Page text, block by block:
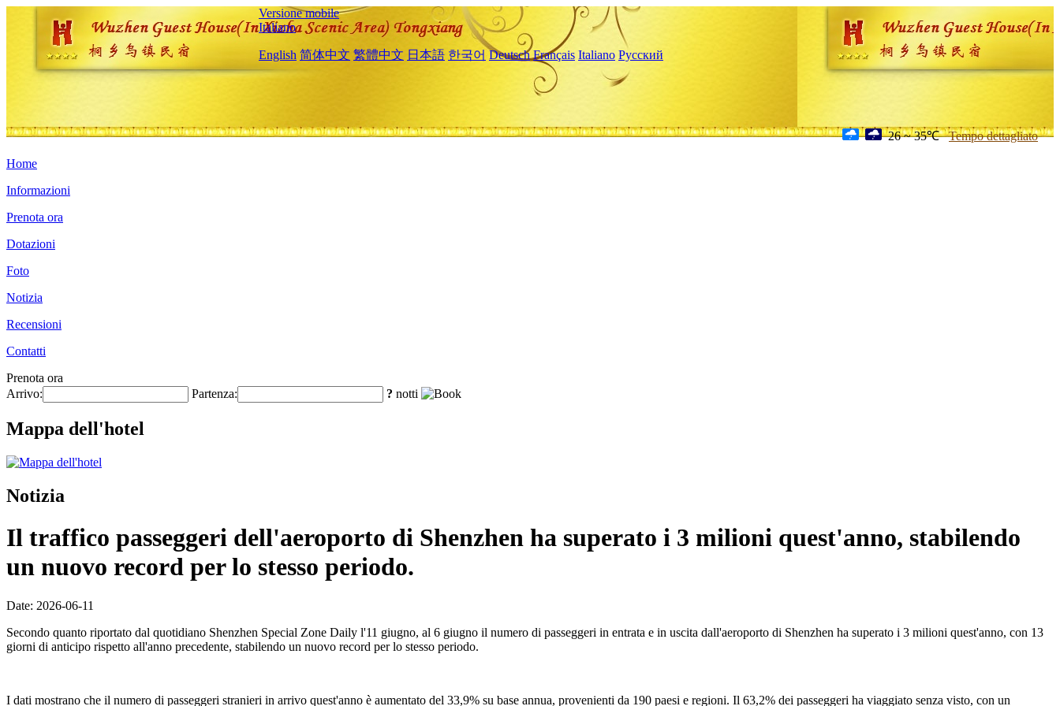
Versione mobile
Italiano
English 简体中文 繁體中文 日本語 한국어 Deutsch Français Italiano Русский
26 ~ 35℃ Tempo dettagliato
Home
Informazioni
Prenota ora
Dotazioni
Foto
Notizia
Recensioni
Contatti
Prenota ora
Arrivo:
Partenza: ? notti
Mappa dell'hotel
Notizia
Il traffico passeggeri dell'aeroporto di Shenzhen ha superato i 3 milioni quest'anno, stabilendo
un nuovo record per lo stesso periodo.
Date: 2026-06-11
Secondo quanto riportato dal quotidiano Shenzhen Special Zone Daily l'11 giugno, al 6 giugno il numero di passeggeri in entrata e in uscita dall'aeroporto di Shenzhen ha superato i 3 milioni quest'anno, con 13
giorni di anticipo rispetto all'anno precedente, stabilendo un nuovo record per lo stesso periodo.
I dati mostrano che il numero di passeggeri stranieri in arrivo quest'anno è aumentato del 33,9% su base annua, provenienti da 190 paesi e regioni. Il 63,2% dei passeggeri ha viaggiato senza visto, con un